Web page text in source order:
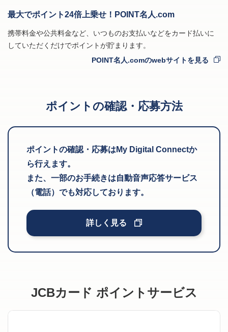
最大でポイント24倍上乗せ！POINT名人.com
携帯料金や公共料金など、いつものお支払いなどをカード払いに
していただくだけでポイントが貯まります。
POINT名人.comのwebサイトを見る
ポイントの確認・応募方法
ポイントの確認・応募はMy Digital Connectか
ら行えます。
また、一部のお手続きは自動音声応答サービス
（電話）でも対応しております。
詳しく見る
JCBカード ポイントサービス